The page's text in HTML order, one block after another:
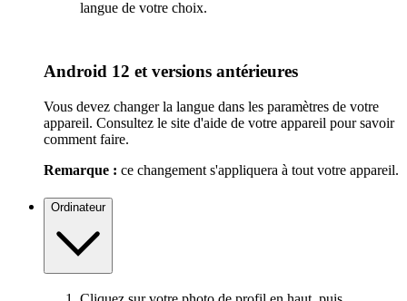
langue de votre choix.
Android 12 et versions antérieures
Vous devez changer la langue dans les paramètres de votre
appareil. Consultez le site d'aide de votre appareil pour savoir
comment faire.
Remarque : ce changement s'appliquera à tout votre appareil.
Ordinateur